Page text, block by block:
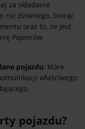
za składanie
nic dziwnego, biorąc
oraz to, że jest
Papierów
pojazdu, które
właściwego
pojazdu?